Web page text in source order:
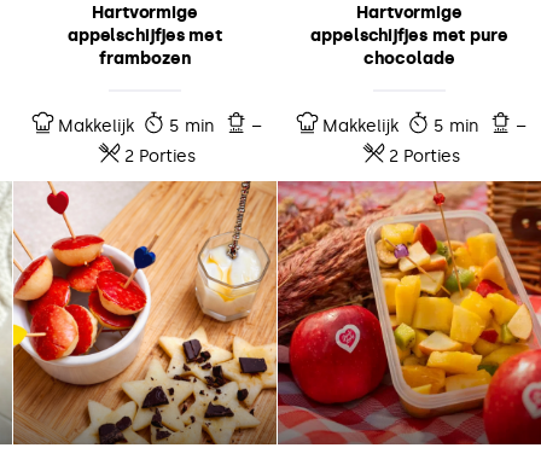
Hartvormige
appelschijfjes met
frambozen
Makkelijk 5 min
–
2 Porties
Hartvormige
appelschijfjes met pure
chocolade
Makkelijk 5 min
–
2 Porties